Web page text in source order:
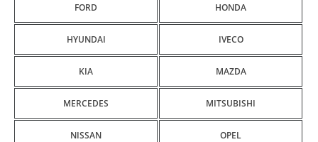
FORD HONDA
HYUNDAI IVECO
KIA MAZDA
MERCEDES MITSUBISHI
NISSAN OPEL